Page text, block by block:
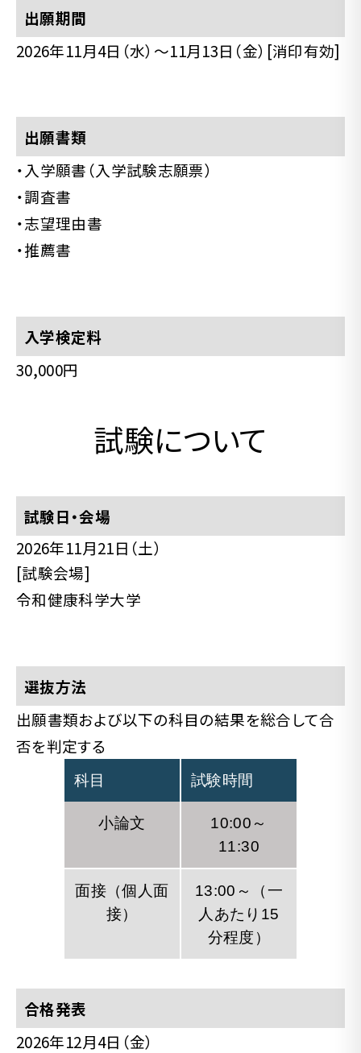
出願期間
2026年11月4日（水）〜11月13日（金）[消印有効]
出願書類
・入学願書（入学試験志願票）
・調査書
・志望理由書
・推薦書
入学検定料
30,000円
試験について
試験日・会場
2026年11月21日（土）
[試験会場]
令和健康科学大学
選抜方法
出願書類および以下の科目の結果を総合して合
否を判定する
科目 試験時間
小論文
10:00～
11:30
面接（個人面
接）
13:00～（一
人あたり15
分程度）
合格発表
2026年12月4日（金）